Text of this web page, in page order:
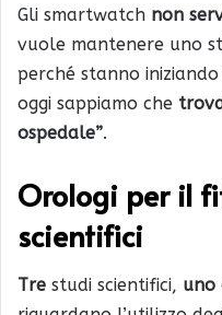
Gli smartwatch non
vuole mantenere uno
perché stanno
oggi sappiamo che
ospedale”.
Orologi per il
scientifici
Tre studi scientifici, uno